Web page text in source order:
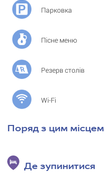
Парковка
Пісне меню
Резерв столів
Wi-Fi
Поряд з цим місцем
Де зупинитися